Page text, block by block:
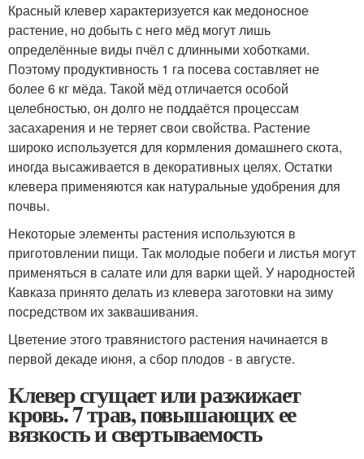
Красный клевер характеризуется как медоносное
растение, но добыть с него мёд могут лишь
определённые виды пчёл с длинными хоботками.
Поэтому продуктивность 1 га посева составляет не
более 6 кг мёда. Такой мёд отличается особой
целебностью, он долго не поддаётся процессам
засахарения и не теряет свои свойства. Растение
широко используется для кормления домашнего скота,
иногда высаживается в декоративных целях. Остатки
клевера применяются как натуральные удобрения для
почвы.
Некоторые элементы растения используются в
приготовлении пищи. Так молодые побеги и листья могут
применяться в салате или для варки щей. У народностей
Кавказа принято делать из клевера заготовки на зиму
посредством их заквашивания.
Цветение этого травянистого растения начинается в
первой декаде июня, а сбор плодов - в августе.
Клевер сгущает или разжижает
кровь. 7 трав, повышающих ее
вязкость и свертываемость